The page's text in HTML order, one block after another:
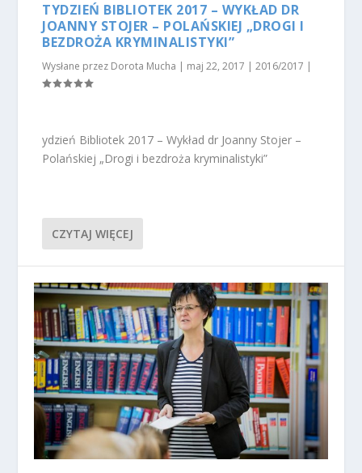
TYDZIEŃ BIBLIOTEK 2017 – WYKŁAD DR
JOANNY STOJER – POLAŃSKIEJ „DROGI I
BEZDROŻA KRYMINALISTYKI”
Wysłane przez Dorota Mucha | maj 22, 2017 |2016/2017 |
ydzień Bibliotek 2017 – Wykład dr Joanny Stojer –
Polańskiej „Drogi i bezdroża kryminalistyki”
CZYTAJ WIĘCEJ